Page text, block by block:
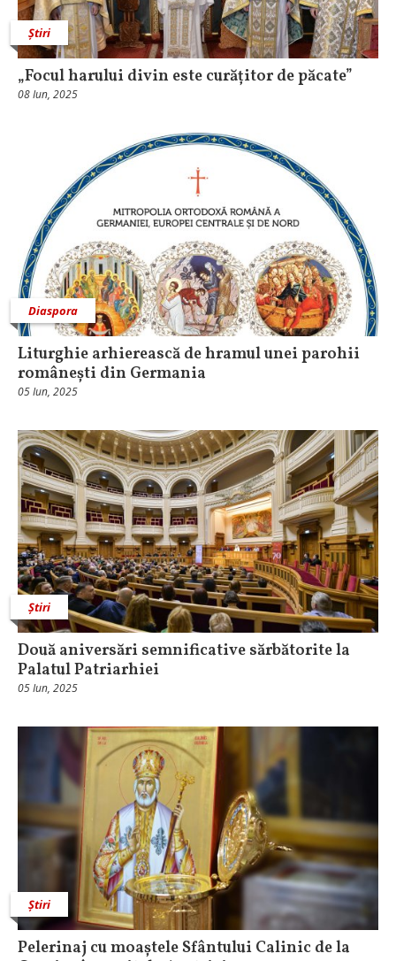
Știri
„Focul harului divin este curățitor de păcate”
08 Iun, 2025
Diaspora
Liturghie arhierească de hramul unei parohii
românești din Germania
05 Iun, 2025
Știri
Două aniversări semnificative sărbătorite la
Palatul Patriarhiei
05 Iun, 2025
Știri
Pelerinaj cu moaștele Sfântului Calinic de la